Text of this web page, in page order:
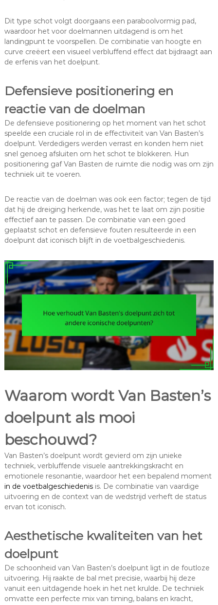
Dit type schot volgt doorgaans een paraboolvormig pad,
waardoor het voor doelmannen uitdagend is om het
landingpunt te voorspellen. De combinatie van hoogte en
curve creëert een visueel verbluffend effect dat bijdraagt aan
de erfenis van het doelpunt.
Defensieve positionering en
reactie van de doelman
De defensieve positionering op het moment van het schot
speelde een cruciale rol in de effectiviteit van Van Basten’s
doelpunt. Verdedigers werden verrast en konden hem niet
snel genoeg afsluiten om het schot te blokkeren. Hun
positionering gaf Van Basten de ruimte die nodig was om zijn
techniek uit te voeren.
De reactie van de doelman was ook een factor; tegen de tijd
dat hij de dreiging herkende, was het te laat om zijn positie
effectief aan te passen. De combinatie van een goed
geplaatst schot en defensieve fouten resulteerde in een
doelpunt dat iconisch blijft in de voetbalgeschiedenis.
Waarom wordt Van Basten’s
doelpunt als mooi
beschouwd?
Van Basten’s doelpunt wordt gevierd om zijn unieke
techniek, verbluffende visuele aantrekkingskracht en
emotionele resonantie, waardoor het een bepalend moment
in de voetbalgeschiedenisis. De combinatie van vaardige
uitvoering en de context van de wedstrijd verheft de status
ervan tot iconisch.
Aesthetische kwaliteiten van het
doelpunt
De schoonheid van Van Basten’s doelpunt ligt in de foutloze
uitvoering. Hij raakte de bal met precisie, waarbij hij deze
vanuit een uitdagende hoek in het net krulde. De techniek
omvatte een perfecte mix van timing, balans en kracht,